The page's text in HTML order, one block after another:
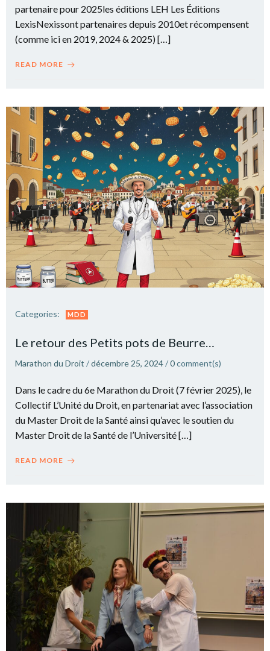
partenaire pour 2025les éditions LEH Les Éditions
LexisNexissont partenaires depuis 2010et récompensent
(comme ici en 2019, 2024 & 2025) […]
READ MORE
Categories: MDD
Le retour des Petits pots de Beurre…
Marathon du Droit /décembre 25, 2024/0comment(s)
Dans le cadre du 6e Marathon du Droit (7 février 2025), le
Collectif L’Unité du Droit, en partenariat avec l’association
du Master Droit de la Santé ainsi qu’avec le soutien du
Master Droit de la Santé de l’Université […]
READ MORE